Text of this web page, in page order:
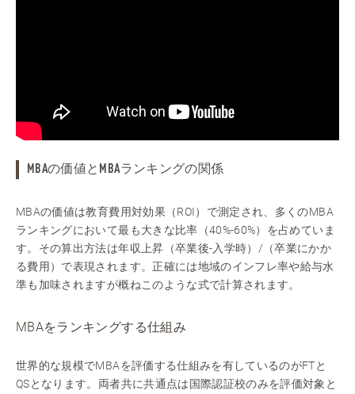
MBAの価値とMBAランキングの関係
MBAの価値は教育費用対効果（ROI）で測定され、多くのMBA
ランキングにおいて最も大きな比率（40%-60%）を占めていま
す。その算出方法は年収上昇（卒業後-入学時）/（卒業にかか
る費用）で表現されます。正確には地域のインフレ率や給与水
準も加味されますが概ねこのような式で計算されます。
MBAをランキングする仕組み
世界的な規模でMBAを評価する仕組みを有しているのがFTと
QSとなります。両者共に共通点は国際認証校のみを評価対象と